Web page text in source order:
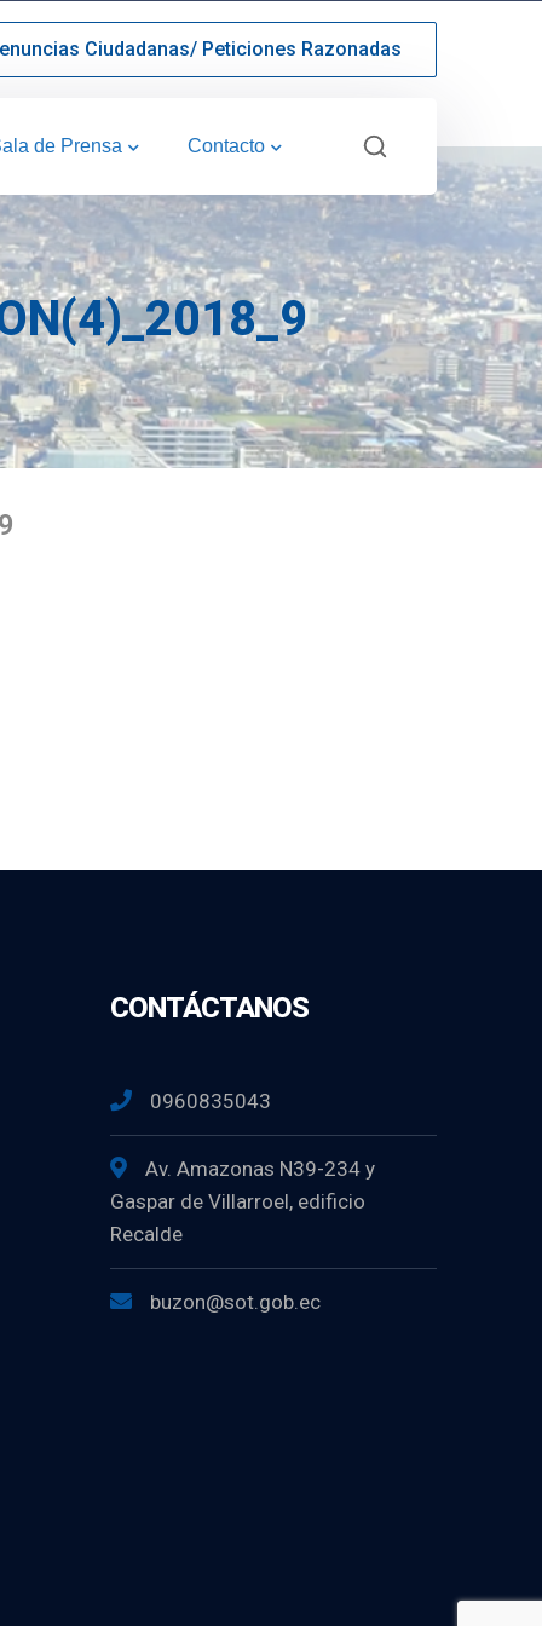
Ciudadanas/ Peticiones Razonadas
de Prensa Contacto
CONTÁCTANOS
0960835043
Av. Amazonas N39-234 y
Gaspar de Villarroel, edificio
Recalde
buzon@sot.gob.ec